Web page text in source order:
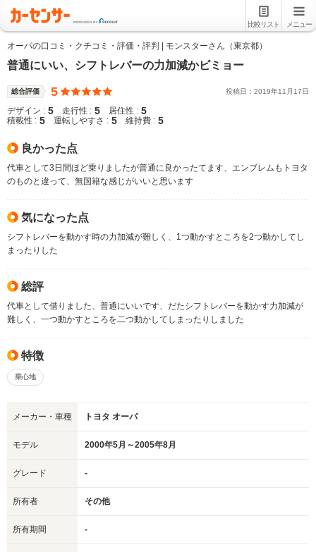
比較リスト メニュー
オーパの口コミ・クチコミ・評価・評判 | モンスターさん（東京都）
普通にいい、シフトレバーの力加減かビミョー
総合評価 5 投稿日： 2019年11 月 17日
デザイン : 5 走行性 : 5 居住性 : 5
積載性 : 5 運転しやすさ : 5 維持費 : 5
良かった点
代車として3日間ほど乗りましたが普通に良かったてます、エンブレムもトヨタ
のものと違って、無国籍な感じがいいと思います
気になった点
シフトレバーを動かす時の力加減が難しく、1つ動かすところを2つ動かしてし
まったりした
総評
代車として借りました、普通にいいです、だたシフトレバーを動かす力加減が
難しく、一つ動かすところを二つ動かしてしまったりしました
特徴
乗心地
メーカー・車種 トヨタ オーパ
モデル 2000年5月～2005年8月
グレード -
所有者 その他
所有期間 -